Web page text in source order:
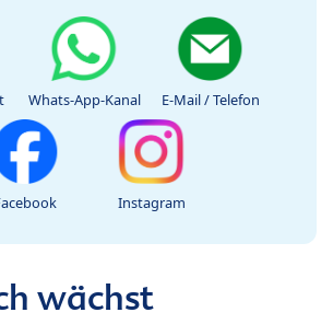
Whats-App-Kanal E-Mail / Telefon
Instagram
wächst